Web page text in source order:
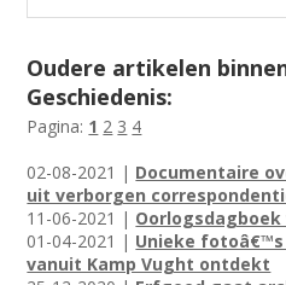
Oudere artikelen
Geschiedenis:
Pagina: 1 2 3 4
02-08-2021 | Documentaire
uit verborgen
11-06-2021 | Oorlogsdagboek
01-04-2021 | Unieke
vanuit Kamp Vught ontdekt